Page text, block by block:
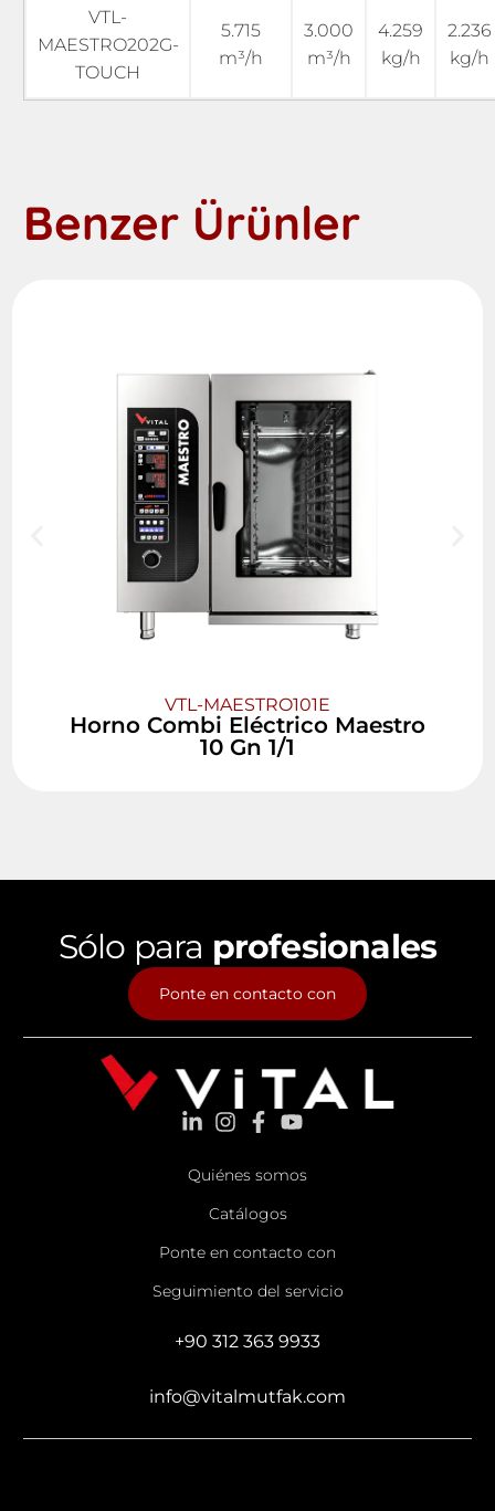
VTL-
MAESTRO202G-
TOUCH
5.715
m³/h
3.000
m³/h
4.259
kg/h
2.236
kg/h
Benzer Ürünler
VTL-MAESTRO101E
Horno Combi Eléctrico Maestro
10 Gn 1/1
Sólo para profesionales
Ponte en contacto con
Quiénes somos
Catálogos
Ponte en contacto con
Seguimiento del servicio
+90 312 363 9933
info@vitalmutfak.com